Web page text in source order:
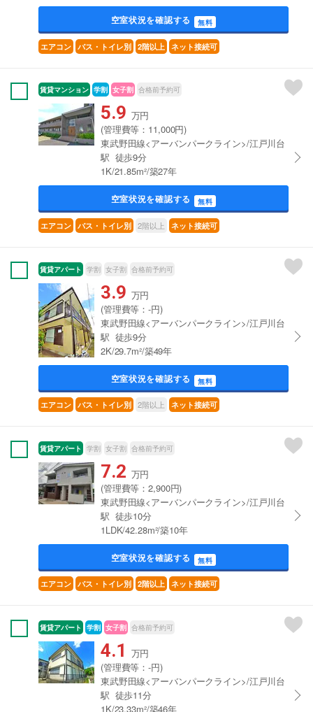
空室状況を確認する 無料
エアコン バス・トイレ別 2階以上 ネット接続可
賃貸マンション 学割 女子割 合格前予約可
5.9 万円
(管理費等：11,000円)
東武野田線<アーバンパークライン>/江戸川台
駅 徒歩9分
1K/21.85m²/築27年
空室状況を確認する 無料
エアコン バス・トイレ別 2階以上 ネット接続可
賃貸アパート 学割 女子割 合格前予約可
3.9 万円
(管理費等：-円)
東武野田線<アーバンパークライン>/江戸川台
駅 徒歩9分
2K/29.7m²/築49年
空室状況を確認する 無料
エアコン バス・トイレ別 2階以上 ネット接続可
賃貸アパート 学割 女子割 合格前予約可
7.2 万円
(管理費等：2,900円)
東武野田線<アーバンパークライン>/江戸川台
駅 徒歩10分
1LDK/42.28m²/築10年
空室状況を確認する 無料
エアコン バス・トイレ別 2階以上 ネット接続可
賃貸アパート 学割 女子割 合格前予約可
4.1 万円
(管理費等：-円)
東武野田線<アーバンパークライン>/江戸川台
駅 徒歩11分
1K/23.33m²/築46年